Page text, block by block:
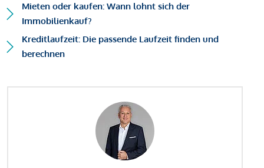
Mieten oder kaufen: Wann lohnt sich der
Immobilienkauf?
Kreditlaufzeit: Die passende Laufzeit finden und
berechnen